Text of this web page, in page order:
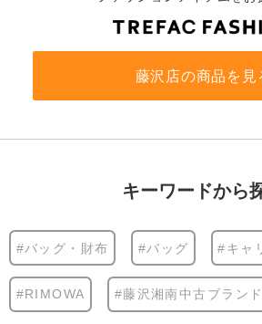
藤沢店の商品を見
キーワードから
#バッグ・財布 #バッグ #キャ
#RIMOWA #藤沢湘南中古ブランド